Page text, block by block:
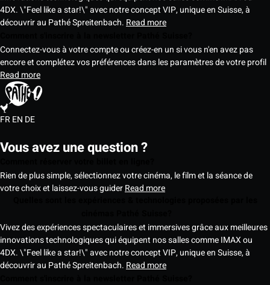
4DX. \"Feel like a star!\" avec notre concept VIP, unique en Suisse, à
découvrir au Pathé Spreitenbach. Read more
Connectez-vous à votre compte ou créez-en un si vous n'en avez pas
encore et complétez vos préférences dans les paramètres de votre profil
Read more
FREN DE
Vous avez une question ?
Rien de plus simple, sélectionnez votre cinéma, le film et la séance de
votre choix et laissez-vous guiderRead more
Vivez des expériences spectaculaires et immersives grâce aux meilleures
innovations technologiques qui équipent nos salles comme IMAX ou
4DX. \"Feel like a star!\" avec notre concept VIP, unique en Suisse, à
découvrir au Pathé Spreitenbach. Read more